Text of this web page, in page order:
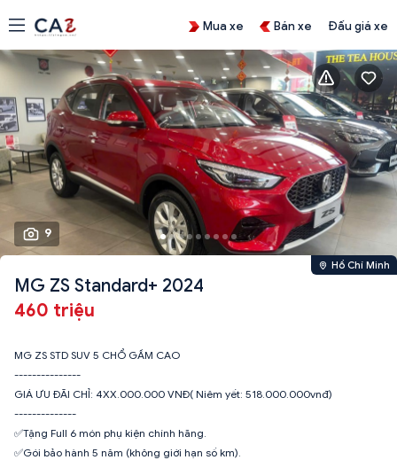
Mua xe Bán xe Đấu giá xe
9
Hồ Chí Minh
MG ZS Standard+ 2024
460 triệu
MG ZS STD SUV 5 CHỔ GẦM CAO
---------------
GIÁ ƯU ĐÃI CHỈ: 4XX.000.000 VNĐ( Niêm yết: 518.000.000vnđ)
--------------
✅Tặng Full 6 món phụ kiện chính hãng.
✅Gói bảo hành 5 năm (không giới hạn số km).